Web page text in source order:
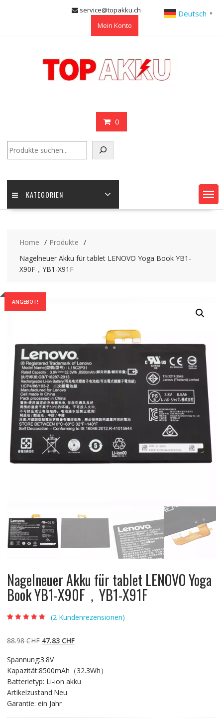
service@topakku.ch
Mein Konto
0
KATEGORIEN
Home
Produkte
Nagelneuer Akku für tablet LENOVO Yoga Book YB1-
X90F，YB1-X91F
ANGEBOT!
Nagelneuer Akku für tablet LENOVO Yoga
Book YB1-X90F，YB1-X91F
basierend auf
Kundenbewert
(2 Kundenrezensionen)
88.98CHF Ursprünglicher
war:
88.98 CHF
47.83 CHFAktueller
47.83 CHF.
Spannung:3.8V
Kapazität:8500mAh（32.3Wh）
Batterietyp: Li-ion akku
Artikelzustand:Neu
Garantie: ein Jahr
Deutsch ▼